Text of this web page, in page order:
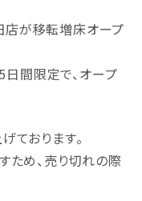
店が移転増床オープ
日間限定で、オープ
ております。
ため、売り切れの際